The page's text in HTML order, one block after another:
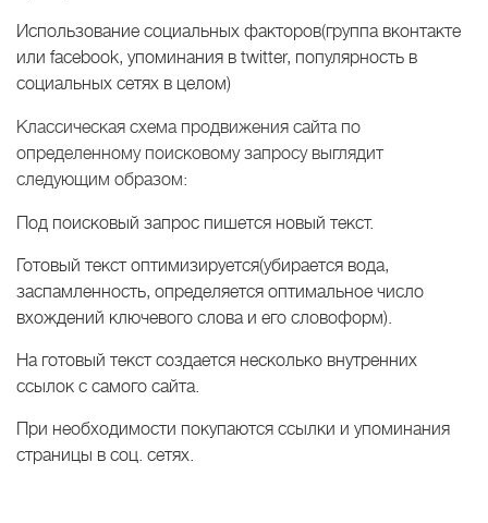
Использование социальных факторов(группа вконтакте
или facebook, упоминания в twitter, популярность в
социальных сетях в целом)
Классическая схема продвижения сайта по
определенному поисковому запросу выглядит
следующим образом:
Под поисковый запрос пишется новый текст.
Готовый текст оптимизируется(убирается вода,
заспамленность, определяется оптимальное число
вхождений ключевого слова и его словоформ).
На готовый текст создается несколько внутренних
ссылок с самого сайта.
При необходимости покупаются ссылки и упоминания
страницы в соц. сетях.